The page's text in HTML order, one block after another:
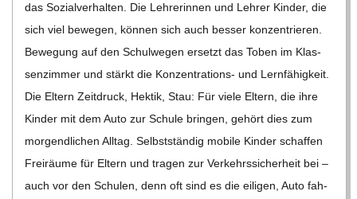
das Sozi­al­ver­hal­ten. Die Leh­re­rin­nen und Leh­rer Kin­der, die
sich viel bewe­gen, kön­nen sich auch bes­ser kon­zen­trie­ren.
Bewe­gung auf den Schul­we­gen ersetzt das Toben im Klas­
sen­zim­mer und stärkt die Kon­­­zen­­tra­­ti­ons- und Lern­fä­hig­keit.
Die Eltern Zeit­druck, Hek­tik, Stau: Für viele Eltern, die ihre
Kin­der mit dem Auto zur Schule brin­gen, gehört dies zum
mor­gend­li­chen All­tag. Selbst­stän­dig mobile Kin­der schaf­fen
Frei­räume für Eltern und tra­gen zur Ver­kehrs­si­cher­heit bei –
auch vor den Schu­len, denn oft sind es die eili­gen, Auto fah­